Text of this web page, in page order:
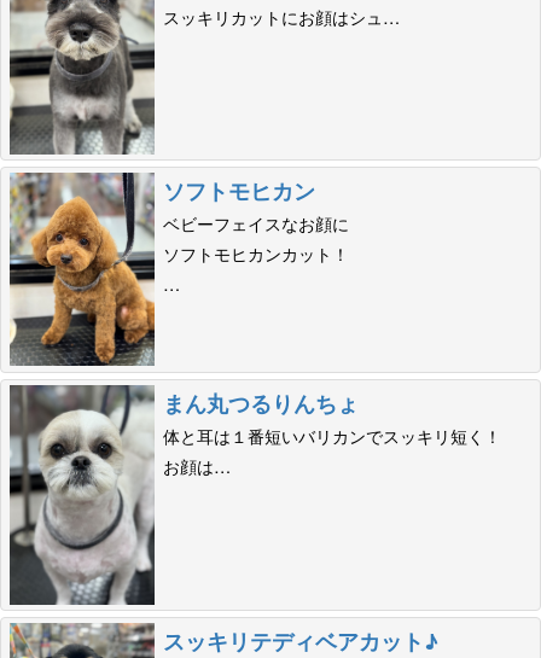
スッキリカットにお顔はシュ…
ソフトモヒカン
ベビーフェイスなお顔に
ソフトモヒカンカット！
…
まん丸つるりんちょ
体と耳は１番短いバリカンでスッキリ短く！
お顔は…
スッキリテディベアカット♪